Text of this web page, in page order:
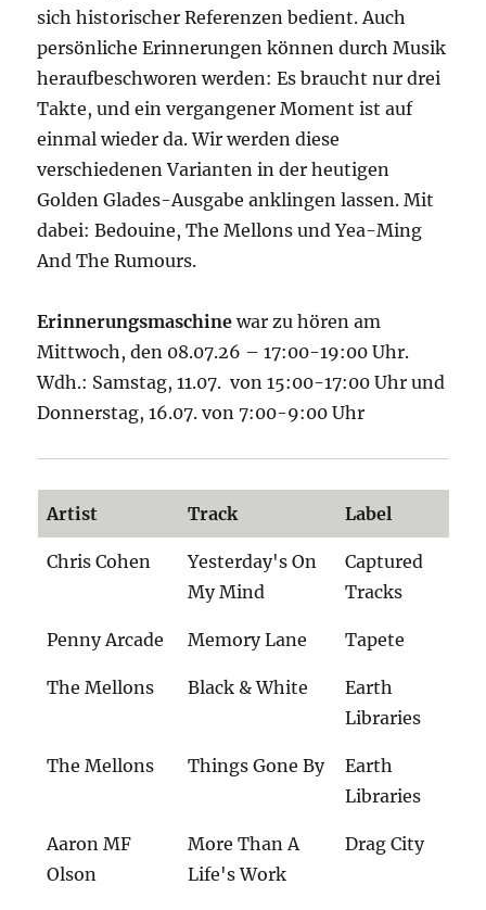
sich historischer Referenzen bedient. Auch
persönliche Erinnerungen können durch Musik
heraufbeschworen werden: Es braucht nur drei
Takte, und ein vergangener Moment ist auf
einmal wieder da. Wir werden diese
verschiedenen Varianten in der heutigen
Golden Glades-Ausgabe anklingen lassen. Mit
dabei: Bedouine, The Mellons und Yea-Ming
And The Rumours.
Erinnerungsmaschine war zu hören am
Mittwoch, den 08.07.26 – 17:00-19:00 Uhr.
Wdh.: Samstag, 11.07. von 15:00-17:00 Uhr und
Donnerstag, 16.07. von 7:00-9:00 Uhr
Artist Track Label
Chris Cohen
Yesterday's On
My Mind
Captured
Tracks
Penny Arcade Memory Lane Tapete
The Mellons Black & White
Earth
Libraries
The Mellons Things Gone By
Earth
Libraries
Aaron MF
Olson
More Than A
Life's Work
Drag City